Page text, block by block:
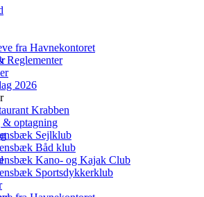
fra Havnekontoret
Reglementer
2026
Krabben
Sejlklub
Båd klub
Kano- og Kajak Club
Sportsdykkerklub
optagning